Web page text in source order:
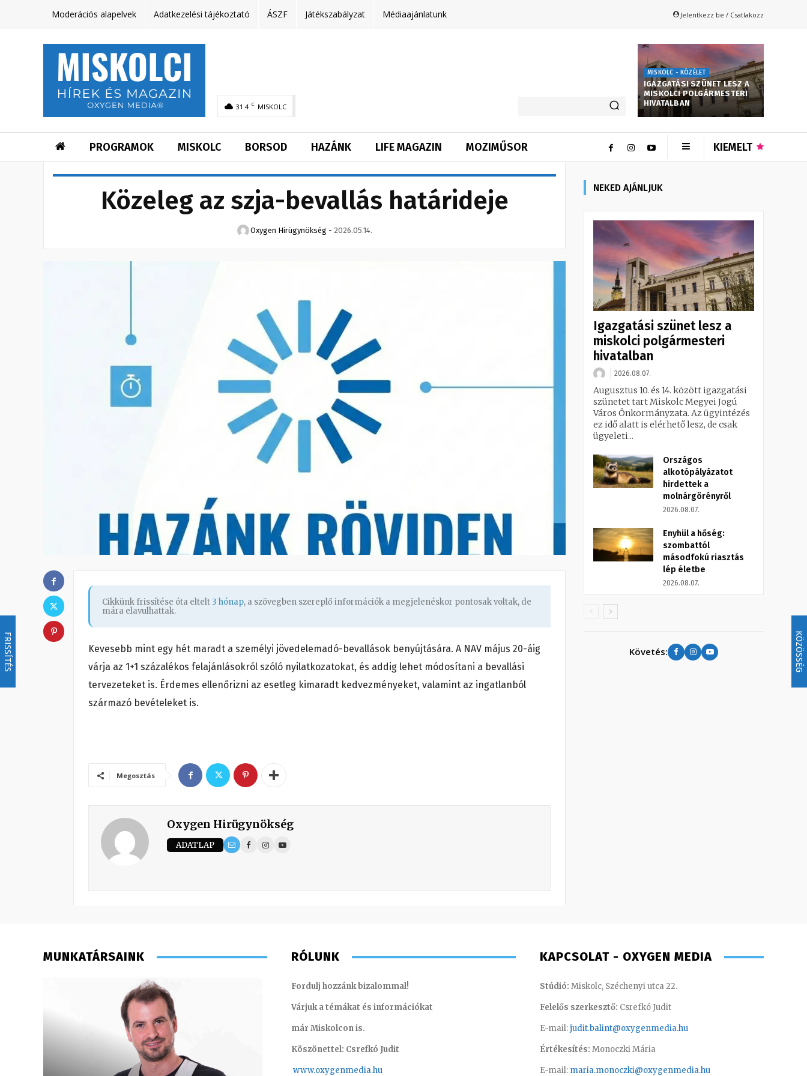
FRISSÍTÉS KÖZÖSSÉG
Moderációs alapelvek Adatkezelési tájékoztató ÁSZF Játékszabályzat Médiaajánlatunk Jelentkezz be / Csatlakozz
31.4 C MISKOLC
MISKOLC - KÖZÉLET
IGAZGATÁSI SZÜNET LESZ A
MISKOLCI POLGÁRMESTERI
HIVATALBAN
PROGRAMOK MISKOLC BORSOD HAZÁNK LIFE MAGAZIN MOZIMŰSOR KIEMELT
Közeleg az szja-bevallás határideje
Oxygen Hirügynökség - 2026.05.14.
Cikkünk frissítése óta eltelt 3 hónap, a szövegben szereplő információk a megjelenéskor pontosak voltak, de
mára elavulhattak.
Kevesebb mint egy hét maradt a személyi jövedelemadó-bevallások benyújtására. A NAV május 20-áig
várja az 1+1 százalékos felajánlásokról szóló nyilatkozatokat, és addig lehet módosítani a bevallási
tervezeteket is. Érdemes ellenőrizni az esetleg kimaradt kedvezményeket, valamint az ingatlanból
származó bevételeket is.
Megosztás
Oxygen Hirügynökség
ADATLAP
NEKED AJÁNLJUK
Igazgatási szünet lesz a
miskolci polgármesteri
hivatalban
2026.08.07.
Augusztus 10. és 14. között igazgatási
szünetet tart Miskolc Megyei Jogú
Város Önkormányzata. Az ügyintézés
ez idő alatt is elérhető lesz, de csak
ügyeleti...
Országos
alkotópályázatot
hirdettek a
molnárgörényről
2026.08.07.
Enyhül a hőség:
szombattól
másodfokú riasztás
lép életbe
2026.08.07.
Követés:
MUNKATÁRSAINK RÓLUNK
Fordulj hozzánk bizalommal!
Várjuk a témákat és információkat
már Miskolcon is.
Köszönettel: Csrefkó Judit
www.oxygenmedia.hu
KAPCSOLAT - OXYGEN MEDIA
Stúdió: Miskolc, Széchenyi utca 22.
Felelős szerkesztő: Csrefkó Judit
E-mail:judit.balint@oxygenmedia.hu
Értékesítés: Monoczki Mária
E-mail: maria.monoczki@oxygenmedia.hu